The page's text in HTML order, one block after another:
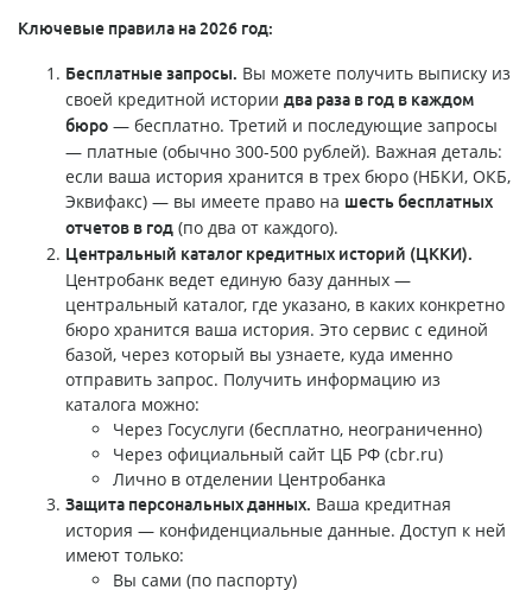
Ключевые правила на 2026 год:
Бесплатные запросы. Вы можете получить выписку из
своей кредитной истории два раза в год в каждом
бюро — бесплатно. Третий и последующие запросы
— платные (обычно 300-500 рублей). Важная деталь:
если ваша история хранится в трех бюро (НБКИ, ОКБ,
Эквифакс) — вы имеете право на шесть бесплатных
отчетов в год (по два от каждого).
Центральный каталог кредитных историй (ЦККИ).
Центробанк ведет единую базу данных —
центральный каталог, где указано, в каких конкретно
бюро хранится ваша история. Это сервис с единой
базой, через который вы узнаете, куда именно
отправить запрос. Получить информацию из
каталога можно:
Через Госуслуги (бесплатно, неограниченно)
Через официальный сайт ЦБ РФ (cbr.ru)
Лично в отделении Центробанка
Защита персональных данных. Ваша кредитная
история — конфиденциальные данные. Доступ к ней
имеют только:
Вы сами (по паспорту)